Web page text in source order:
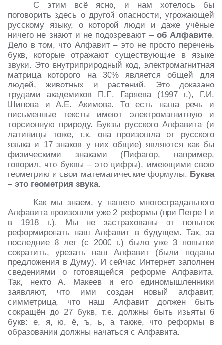
С этим всё ясно, и нам хотелось бы
поговорить здесь о другой опасности, угрожающей
русскому языку, о которой люди и даже учёные
ничего не знают и не подозревают – об Алфавите.
Дело в том, что Алфавит – это не просто перечень
букв, которые отражают существующие в языке
звуки. Это внутриприродный код, электромагнитная
матрица которого на 30% является общей для
людей, животных и растений. Это доказано
трудами академиков П.П. Гаряева (1997 г.), Г.И.
Шипова и А.Е. Акимова. То есть наша речь и
письменные тексты имеют электромагнитную и
торсионную природу. Буквы русского Алфавита (и
латиницы тоже, т.к. она произошла от русского
языка и 17 знаков у них общие) являются как бы
физическими знаками (Пифагор, например,
говорил, что буквы – это цифры), имеющими свою
геометрию и свои математические формулы. Буква
– это геометрия звука.
Как мы знаем, у нашего многострадального
Алфавита произошли уже 2 реформы (при Петре I и
в 1918 г.). Мы не застрахованы от попыток
реформировать наш Алфавит в будущем. Так, за
последние 8 лет (с 2000 г.) было уже 3 попытки
сократить, урезать наш Алфавит (были поданы
предложения в Думу). И сейчас Интернет заполнен
сведениями о готовящейся реформе Алфавита.
Так, некто А. Макеев и его единомышленники
заявляют, что ими создан новый алфавит,
симметрица, что наш Алфавит должен быть
сокращён до 27 букв, т.е. должны быть изьяты 6
букв: е, я, ю, ё, ъ, ь, а также, что реформы в
образовании должны начаться с Алфавита.